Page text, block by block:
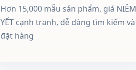
Hơn 15,000 mẫu sản phẩm, giá NIÊM
YẾT cạnh tranh, dễ dàng tìm kiếm và
đặt hàng